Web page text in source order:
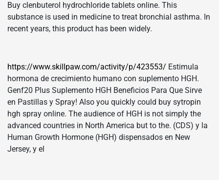
Buy clenbuterol hydrochloride tablets online. This
substance is used in medicine to treat bronchial asthma. In
recent years, this product has been widely.
https://www.skillpaw.com/activity/p/423553/ Estimula
hormona de crecimiento humano con suplemento HGH.
Genf20 Plus Suplemento HGH Beneficios Para Que Sirve
en Pastillas y Spray! Also you quickly could buy sytropin
hgh spray online. The audience of HGH is not simply the
advanced countries in North America but to the. (CDS) y la
Human Growth Hormone (HGH) dispensados en New
Jersey, y el